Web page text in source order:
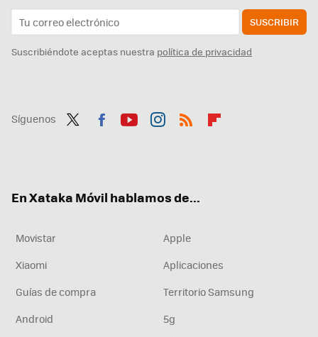
SUSCRIBIR
Suscribiéndote aceptas nuestra política de privacidad
Síguenos
En Xataka Móvil hablamos de...
Movistar
Apple
Xiaomi
Aplicaciones
Guías de compra
Territorio Samsung
Android
5g